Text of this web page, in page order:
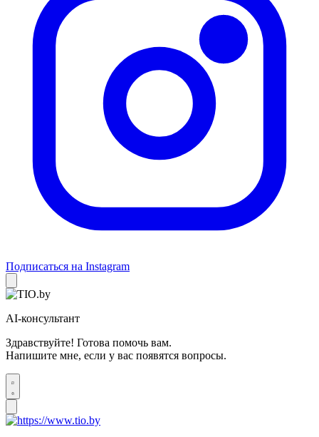
Подписаться на Instagram
AI-консультант
Здравствуйте! Готова помочь вам.
Напишите мне, если у вас появятся вопросы.